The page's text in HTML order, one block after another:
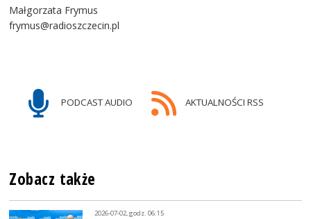
Małgorzata Frymus
frymus@radioszczecin.pl
PODCAST AUDIO AKTUALNOŚCI RSS
Zobacz także
2026-07-02, godz. 06:15